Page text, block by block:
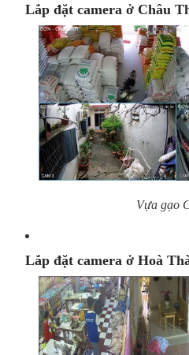
Lắp đặt camera ở Châu
Vựa gạo
Lắp đặt camera ở Hoà